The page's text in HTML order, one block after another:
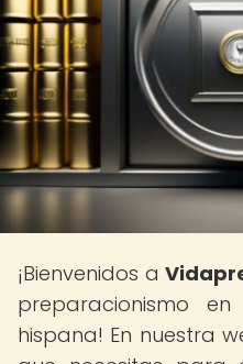
¡Bienvenidos a
preparacionismo
hispana! En nuestra